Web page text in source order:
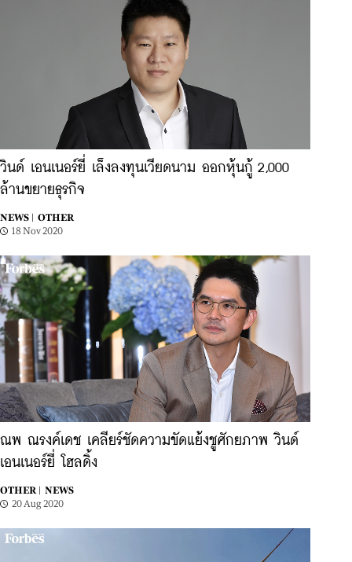
วินด์ เอนเนอร์ยี่ เล็งลงทุนเวียดนาม ออกหุ้นกู้ 2,000
ล้านขยายธุรกิจ
NEWS |
OTHER
18 Nov 2020
ณพ ณรงค์เดช เคลียร์ชัดความขัดแย้งชูศักยภาพ วินด์
เอนเนอร์ยี่ โฮลดิ้ง
OTHER |
NEWS
20 Aug 2020